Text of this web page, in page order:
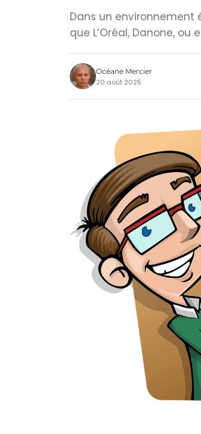
Dans un environnement
que L’Oréal, Danone,
Océane Mercier
20 août 2025